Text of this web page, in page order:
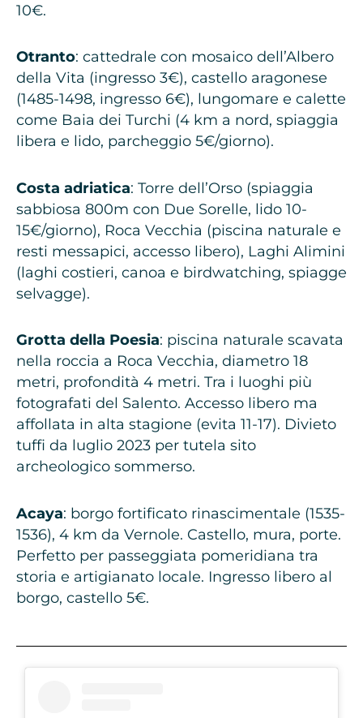
10€.
Otranto: cattedrale con mosaico dell’Albero
della Vita (ingresso 3€), castello aragonese
(1485-1498, ingresso 6€), lungomare e calette
come Baia dei Turchi (4 km a nord, spiaggia
libera e lido, parcheggio 5€/giorno).
Costa adriatica: Torre dell’Orso (spiaggia
sabbiosa 800m con Due Sorelle, lido 10-
15€/giorno), Roca Vecchia (piscina naturale e
resti messapici, accesso libero), Laghi Alimini
(laghi costieri, canoa e birdwatching, spiagge
selvagge).
Grotta della Poesia: piscina naturale scavata
nella roccia a Roca Vecchia, diametro 18
metri, profondità 4 metri. Tra i luoghi più
fotografati del Salento. Accesso libero ma
affollata in alta stagione (evita 11-17). Divieto
tuffi da luglio 2023 per tutela sito
archeologico sommerso.
Acaya: borgo fortificato rinascimentale (1535-
1536), 4 km da Vernole. Castello, mura, porte.
Perfetto per passeggiata pomeridiana tra
storia e artigianato locale. Ingresso libero al
borgo, castello 5€.